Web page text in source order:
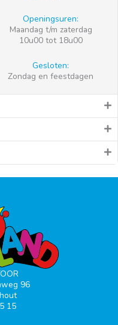
Openingsuren:
Maandag t/m zaterdag
10u00 tot 18u00
Gesloten:
Zondag en feestdagen
96
15